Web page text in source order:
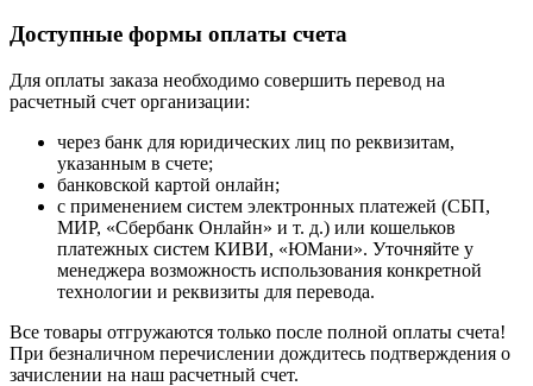
Доступные формы оплаты счета
Для оплаты заказа необходимо совершить перевод на
расчетный счет организации:
через банк для юридических лиц по реквизитам,
указанным в счете;
банковской картой онлайн;
с применением систем электронных платежей (СБП,
МИР, «Сбербанк Онлайн» и т. д.) или кошельков
платежных систем КИВИ, «ЮМани». Уточняйте у
менеджера возможность использования конкретной
технологии и реквизиты для перевода.
Все товары отгружаются только после полной оплаты счета!
При безналичном перечислении дождитесь подтверждения о
зачислении на наш расчетный счет.